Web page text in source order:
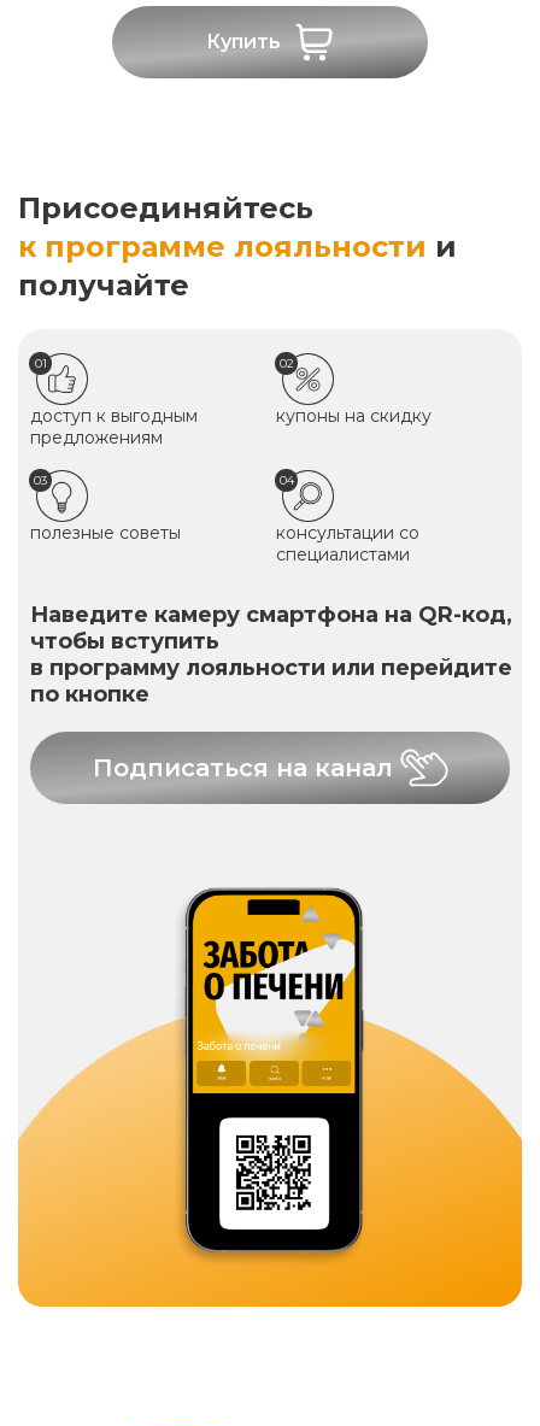
Купить
Присоединяйтесь
к программе лояльности и
получайте
01
доступ к выгодным
предложениям
02
купоны на скидку
03
полезные советы
04
консультации со
специалистами
Наведите камеру смартфона на QR-код,
чтобы вступить
в программу лояльности или перейдите
по кнопке
Подписаться на канал